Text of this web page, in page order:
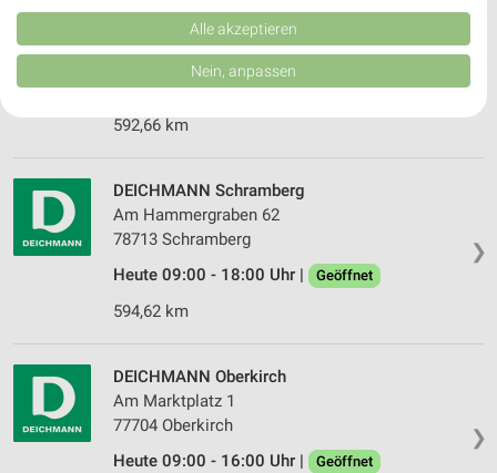
❯
Hauptstraße 46
77652 Offenburg
Heute 09:30 - 18:00 Uhr | Geöffnet
592,66 km
❯
DEICHMANN Schramberg
Am Hammergraben 62
78713 Schramberg
Heute 09:00 - 18:00 Uhr |
Geöffnet
594,62 km
❯
DEICHMANN Oberkirch
Am Marktplatz 1
77704 Oberkirch
Heute 09:00 - 16:00 Uhr |
Geöffnet
Kombinationen von Daten aus verschiedenen Quellen. Entwicklung und
Verbesserung der Angebote. Verwendung reduzierter Daten zur Auswahl
von Inhalten.
Daten können außerhalb der Europäischen Union weitergegeben und in die
Website/App.
Wir nutzen Ihre Daten für folgende Zwecke:
IAB-Verarbeitungszwecke:
Speichern von oder Zugriff auf Informationen
auf einem Endgerät
Verwendung reduzierter Daten zur Auswahl von
Werbeanzeigen
Erstellung von Profilen für personalisierte
Werbung
Verwendung von Profilen zur Auswahl
personalisierter Werbung
Alle akzeptieren
Nein, anpassen